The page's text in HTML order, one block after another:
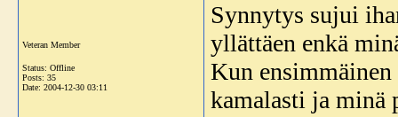
Veteran Member
Status: Offline
Posts: 35
Date: 2004-12-30 03:11
Synnytys sujui
yllättäen enkä
Kun
kamalasti ja minä